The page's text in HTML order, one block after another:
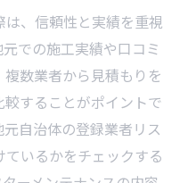
、信頼性と実績を重視
での施工実績や口コミ
数業者から見積もりを
することがポイントで
自治体の登録業者リス
いるかをチェックする